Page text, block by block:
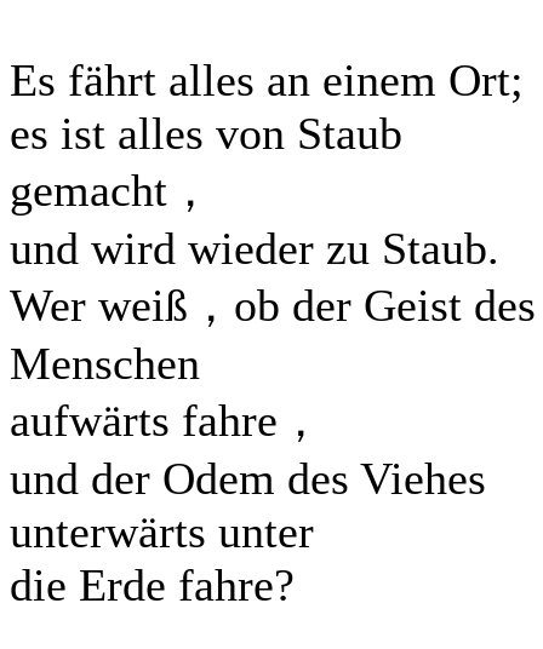
Es fährt alles an einem Ort;
es ist alles von Staub
gemacht，
und wird wieder zu Staub.
Wer weiß，ob der Geist des
Menschen
aufwärts fahre，
und der Odem des Viehes
unterwärts unter
die Erde fahre?